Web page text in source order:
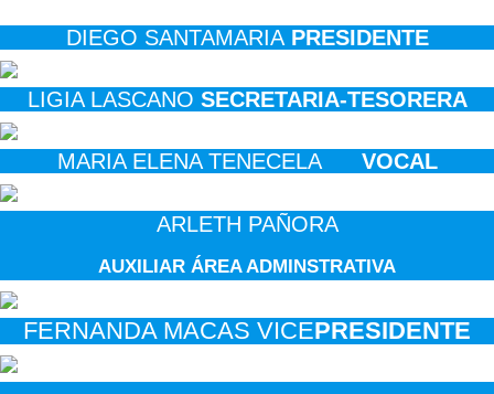
DIEGO SANTAMARIAPRESIDENTE
LIGIA LASCANO SECRETARIA-TESORERA
MARIA ELENA TENECELA VOCAL
ARLETH PAÑORA
AUXILIAR ÁREA ADMINSTRATIVA
FERNANDA MACAS VICEPRESIDENTE